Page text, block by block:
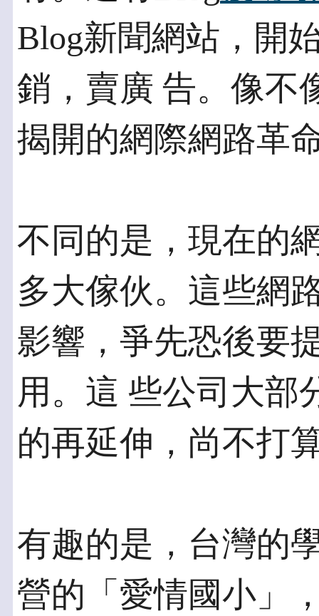
Blog新聞網站，開
銷，賣廣 告。像不
揭開的網際網路革
不同的是，現在的
多大傢伙。這些網
影響，爭先恐後要
用。這 些公司大部
的再延伸，尚不打
有趣的是，台灣的
營的「愛情國小」